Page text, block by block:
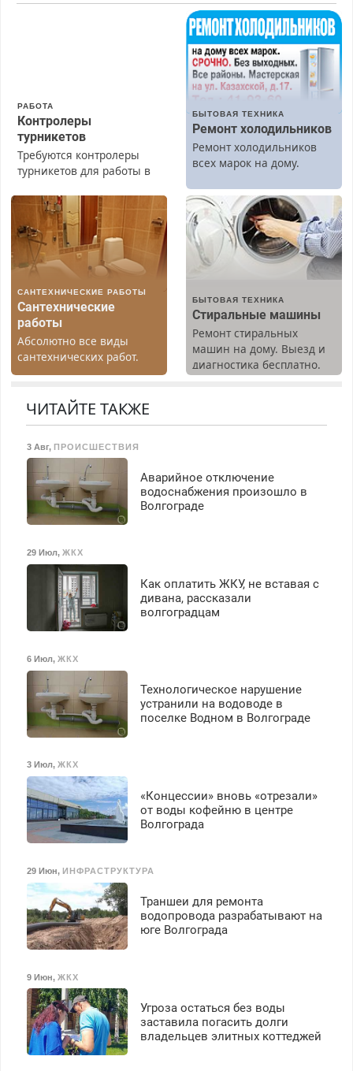
РАБОТА
Контролеры
турникетов
Требуются контролеры
турникетов для работы в
(мужчины, женщины).
Прием по ТК РФ. График
работы любой.
Бесплатное проживание.
З/п – до 96000 рублей до
Ежемесячно
выплачивается денежная
премия. Возможно
бесплатное обучение,
получение документов,
работа инспектором по
безопасности с з/п до
125000 руб.
БЫТОВАЯ ТЕХНИКА
Ремонт холодильников
Ремонт холодильников
всех марок на дому.
САНТЕХНИЧЕСКИЕ РАБОТЫ
Сантехнические
работы
Абсолютно все виды
сантехнических работ.
Быстро. Качественно.
БЫТОВАЯ ТЕХНИКА
Стиральные машины
Ремонт стиральных
машин на дому. Выезд и
диагностика бесплатно.
Предусмотрены скидки.
ЧИТАЙТЕ ТАКЖЕ
3 Авг, ПРОИСШЕСТВИЯ
Аварийное отключение
водоснабжения произошло в
Волгограде
29 Июл, ЖКХ
Как оплатить ЖКУ, не вставая с
дивана, рассказали
волгоградцам
6 Июл, ЖКХ
Технологическое нарушение
устранили на водоводе в
поселке Водном в Волгограде
3 Июл, ЖКХ
«Концессии» вновь «отрезали»
от воды кофейню в центре
Волгограда
29 Июн, ИНФРАСТРУКТУРА
Траншеи для ремонта
водопровода разрабатывают на
юге Волгограда
9 Июн, ЖКХ
Угроза остаться без воды
заставила погасить долги
владельцев элитных коттеджей